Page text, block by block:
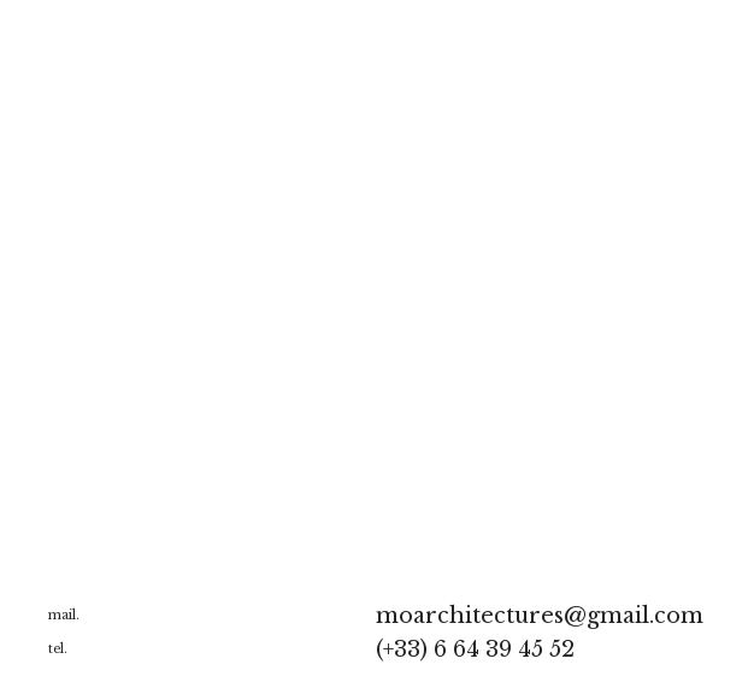
mail. moarchitectures@gmail.com
tel. (+33) 6 64 39 45 52